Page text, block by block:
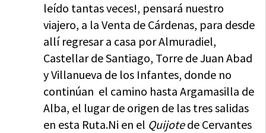
leído tantas veces!, pensará nuestro
viajero, a la Venta de Cárdenas, para desde
allí regresar a casa por Almuradiel,
Castellar de Santiago, Torre de Juan Abad
y Villanueva de los Infantes, donde no
continúan el camino hasta Argamasilla de
Alba, el lugar de origen de las tres salidas
en esta Ruta.Ni en el Quijotede Cervantes